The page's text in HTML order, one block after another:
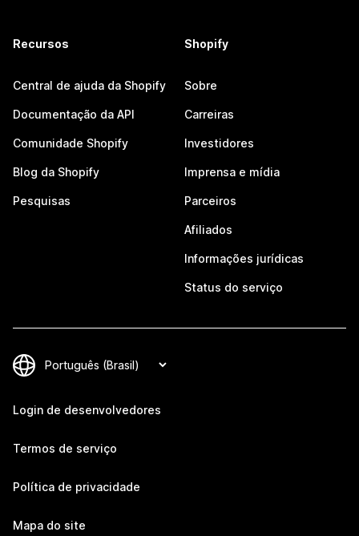
Recursos
Central de ajuda da Shopify
Documentação da API
Comunidade Shopify
Blog da Shopify
Pesquisas
Shopify
Sobre
Carreiras
Investidores
Imprensa e mídia
Parceiros
Afiliados
Informações jurídicas
Status do serviço
Login de desenvolvedores
Termos de serviço
Política de privacidade
Mapa do site